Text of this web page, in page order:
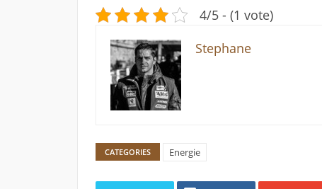
4/5 - (1 vote)
Stephane
CATEGORIES Energie